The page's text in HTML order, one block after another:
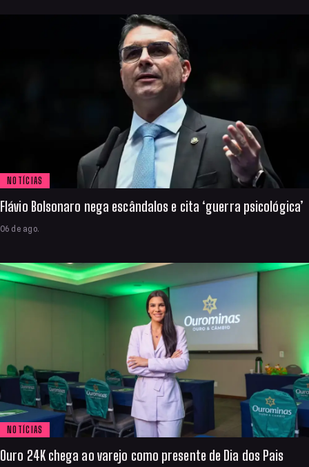
NOTÍCIAS
Flávio Bolsonaro nega escândalos e cita ‘guerra psicológica’
06 de ago.
NOTÍCIAS
Ouro 24K chega ao varejo como presente de Dia dos Pais